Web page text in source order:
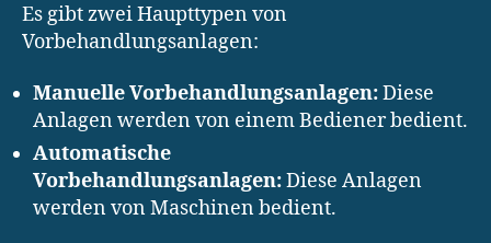
Es gibt zwei Haupttypen von
Vorbehandlungsanlagen:
Manuelle Vorbehandlungsanlagen:Diese
Anlagen werden von einem Bediener bedient.
Automatische
Vorbehandlungsanlagen:Diese Anlagen
werden von Maschinen bedient.